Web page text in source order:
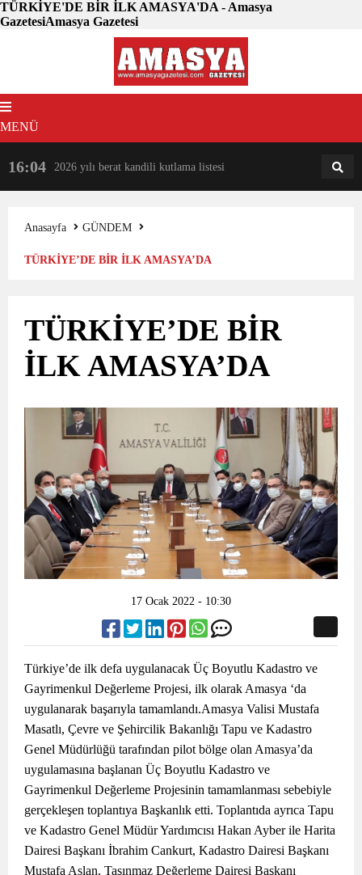
TÜRKİYE'DE BİR İLK AMASYA'DA - Amasya
GazetesiAmasya Gazetesi
MENÜ
16:04 2026 yılı berat kandili kutlama listesi 18:31
Anasayfa
GÜNDEM
TÜRKİYE’DE BİR İLK AMASYA’DA
TÜRKİYE’DE BİR
İLK AMASYA’DA
17 Ocak 2022 - 10:30
Türkiye’de ilk defa uygulanacak Üç Boyutlu Kadastro ve
Gayrimenkul Değerleme Projesi, ilk olarak Amasya ‘da
uygulanarak başarıyla tamamlandı.Amasya Valisi Mustafa
Masatlı, Çevre ve Şehircilik Bakanlığı Tapu ve Kadastro
Genel Müdürlüğü tarafından pilot bölge olan Amasya’da
uygulamasına başlanan Üç Boyutlu Kadastro ve
Gayrimenkul Değerleme Projesinin tamamlanması sebebiyle
gerçekleşen toplantıya Başkanlık etti. Toplantıda ayrıca Tapu
ve Kadastro Genel Müdür Yardımcısı Hakan Ayber ile Harita
Dairesi Başkanı İbrahim Cankurt, Kadastro Dairesi Başkanı
Mustafa Aslan, Taşınmaz Değerleme Dairesi Başkanı